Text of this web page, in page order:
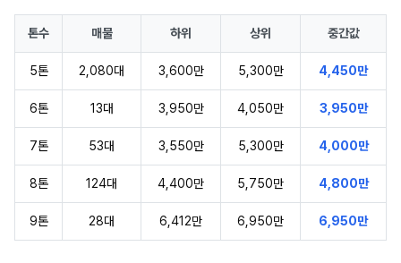
톤수 매물 하위 상위 중간값
5톤 2,080대 3,600만 5,300만 4,450만
6톤 13대 3,950만 4,050만 3,950만
7톤 53대 3,550만 5,300만 4,000만
8톤 124대 4,400만 5,750만 4,800만
9톤 28대 6,412만 6,950만 6,950만